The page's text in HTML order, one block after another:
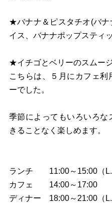
★バナナ＆ピスタチオ(バナ
イス、バナナポップスティ
★イチゴとベリーのスムー
こちらは、５月にカフェ
ーでした。
季節によってもいろいろ
きることなく楽しめます。
ランチ 11:00～15:00（
カフェ 14:00～17:00
ディナー 18:00～21:00（